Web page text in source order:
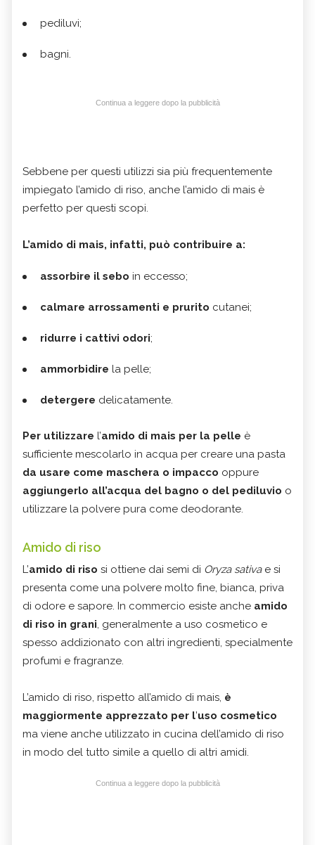
pediluvi;
bagni.
Continua a leggere dopo la pubblicità
Sebbene per questi utilizzi sia più frequentemente
impiegato l’amido di riso, anche l’amido di mais è
perfetto per questi scopi.
L’amido di mais, infatti, può contribuire a:
assorbire il sebo in eccesso;
calmare arrossamenti e prurito cutanei;
ridurre i cattivi odori;
ammorbidire la pelle;
detergere delicatamente.
Per utilizzare l’amido di mais per la pelle è
sufficiente mescolarlo in acqua per creare una pasta
da usare come maschera o impacco oppure
aggiungerlo all’acqua del bagno o del pediluvio o
utilizzare la polvere pura come deodorante.
Amido di riso
L’amido di riso si ottiene dai semi di Oryza sativae si
presenta come una polvere molto fine, bianca, priva
di odore e sapore. In commercio esiste anche amido
di riso in grani, generalmente a uso cosmetico e
spesso addizionato con altri ingredienti, specialmente
profumi e fragranze.
L’amido di riso, rispetto all’amido di mais, è
maggiormente apprezzato per l’uso cosmetico
ma viene anche utilizzato in cucina dell’amido di riso
in modo del tutto simile a quello di altri amidi.
Continua a leggere dopo la pubblicità